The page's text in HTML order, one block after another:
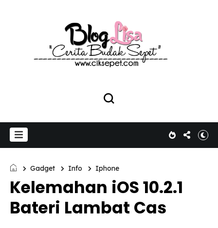
Gadget Info Iphone
Kelemahan iOS 10.2.1
Bateri Lambat Cas